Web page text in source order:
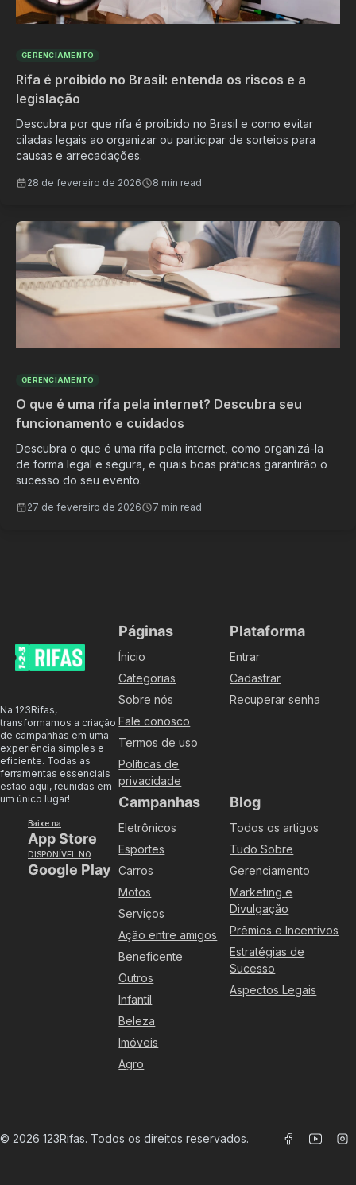
GERENCIAMENTO
Rifa é proibido no Brasil: entenda os riscos e a
legislação
Descubra por que rifa é proibido no Brasil e como evitar
ciladas legais ao organizar ou participar de sorteios para
causas e arrecadações.
28 de fevereiro de 2026 8 min read
GERENCIAMENTO
O que é uma rifa pela internet? Descubra seu
funcionamento e cuidados
Descubra o que é uma rifa pela internet, como organizá-la
de forma legal e segura, e quais boas práticas garantirão o
sucesso do seu evento.
27 de fevereiro de 2026 7 min read
Na 123Rifas,
transformamos a criação
de campanhas em uma
experiência simples e
eficiente. Todas as
ferramentas essenciais
estão aqui, reunidas em
um único lugar!
Baixe na
App Store
DISPONÍVEL NO
Google Play
Páginas
Ínicio
Categorias
Sobre nós
Fale conosco
Termos de uso
Políticas de
privacidade
Plataforma
Entrar
Cadastrar
Recuperar senha
Campanhas
Eletrônicos
Esportes
Carros
Motos
Serviços
Ação entre amigos
Beneficente
Outros
Infantil
Beleza
Imóveis
Agro
Blog
Todos os artigos
Tudo Sobre
Gerenciamento
Marketing e
Divulgação
Prêmios e Incentivos
Estratégias de
Sucesso
Aspectos Legais
© 2026 123Rifas. Todos os direitos reservados.